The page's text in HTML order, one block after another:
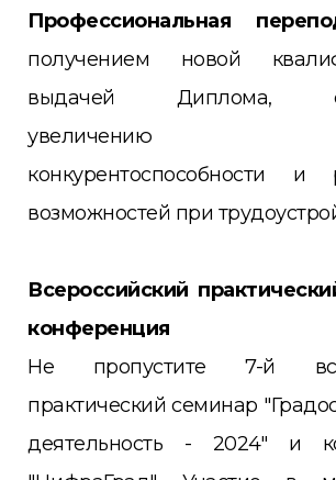
Профессиональная
получением новой
выдачей Диплома,
увеличению
конкурентоспособности и
возможностей при
Всероссийский
конференция
Не пропустите 7-й
практический семинар
деятельность - 2024" и